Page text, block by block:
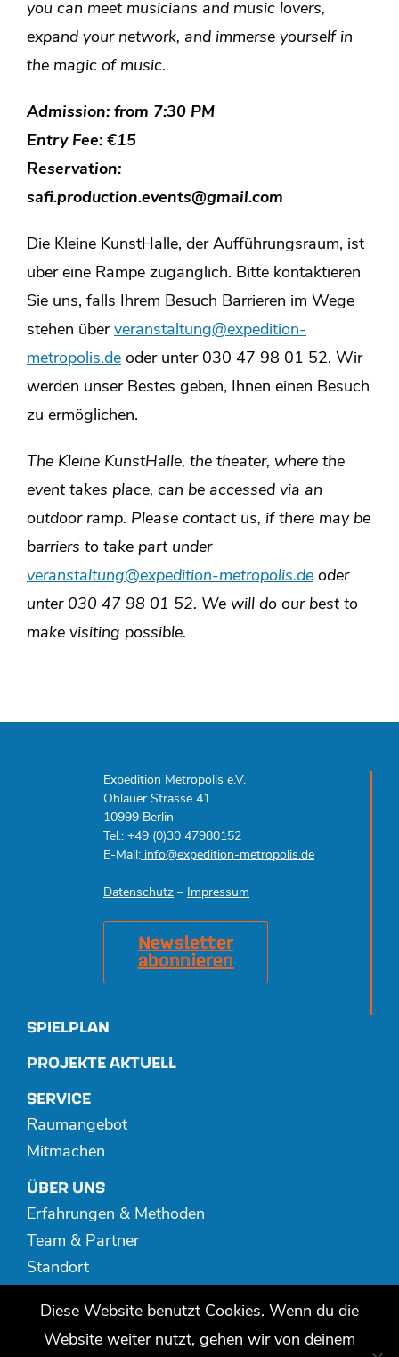
you can meet musicians and music lovers,
expand your network, and immerse yourself in
the magic of music.
Admission: from 7:30 PM
Entry Fee: €15
Reservation:
safi.production.events@gmail.com
Die Kleine KunstHalle, der Aufführungsraum, ist
über eine Rampe zugänglich. Bitte kontaktieren
Sie uns, falls Ihrem Besuch Barrieren im Wege
stehen über veranstaltung@expedition-
metropolis.de oder unter 030 47 98 01 52. Wir
werden unser Bestes geben, Ihnen einen Besuch
zu ermöglichen.
The Kleine KunstHalle, the theater, where the
event takes place, can be accessed via an
outdoor ramp. Please contact us, if there may be
barriers to take part under
veranstaltung@expedition-metropolis.de oder
unter 030 47 98 01 52. We will do our best to
make visiting possible.
Expedition Metropolis e.V.
Ohlauer Strasse 41
10999 Berlin
Tel.: +49 (0)30 47980152
E-Mail: info@expedition-metropolis.de
Datenschutz – Impressum
Newsletter
abonnieren
SPIELPLAN
PROJEKTE AKTUELL
SERVICE
Raumangebot
Mitmachen
ÜBER UNS
Erfahrungen & Methoden
Team & Partner
Standort
MEDIATHEK
Diese Website benutzt Cookies. Wenn du die
Website weiter nutzt, gehen wir von deinem